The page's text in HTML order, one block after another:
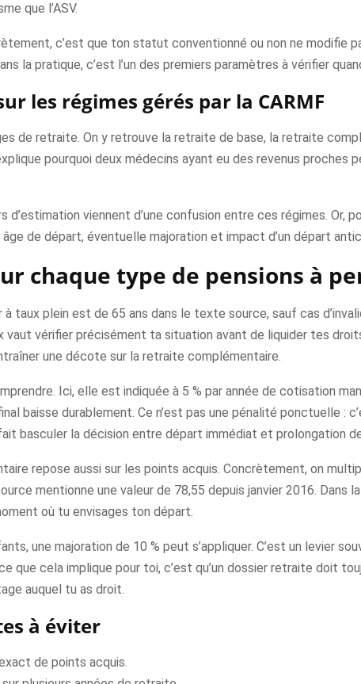
que l’ASV.
c’est que ton statut conventionné ou non ne modifie
la pratique, c’est l’un des premiers paramètres à vérifier
les régimes gérés par la CARMF
de retraite. On y retrouve la retraite de base, la retraite
pourquoi deux médecins ayant eu des revenus
d’estimation viennent d’une confusion entre ces régimes. Or,
de départ, éventuelle majoration et impact d’un départ
chaque type de pensions à
à taux plein est de 65 ans dans le texte source, sauf cas
vaut vérifier précisément ta situation avant de liquider tes
une décote sur la retraite complémentaire.
Ici, elle est indiquée à 5 % par année de cotisation
baisse durablement. Ce n’est pas une pénalité ponctuelle :
basculer la décision entre départ immédiat et prolongation
repose aussi sur les points acquis. Concrètement, on
mentionne une valeur de 78,55 depuis janvier 2016.
où tu envisages ton départ.
une majoration de 10 % peut s’appliquer. C’est un levier
que cela implique pour toi, c’est qu’un dossier retraite doit
auquel tu as droit.
à éviter
de points acquis.